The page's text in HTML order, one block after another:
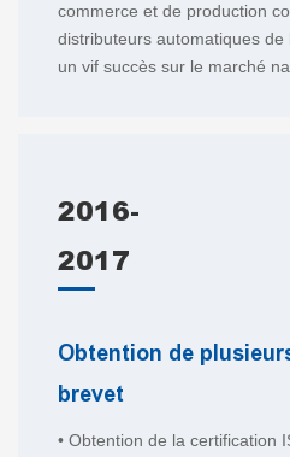
commerce et de production
distributeurs automatiques
un vif succès sur le marché
2016-
2017
Obtention de
brevet
• Obtention de la certification